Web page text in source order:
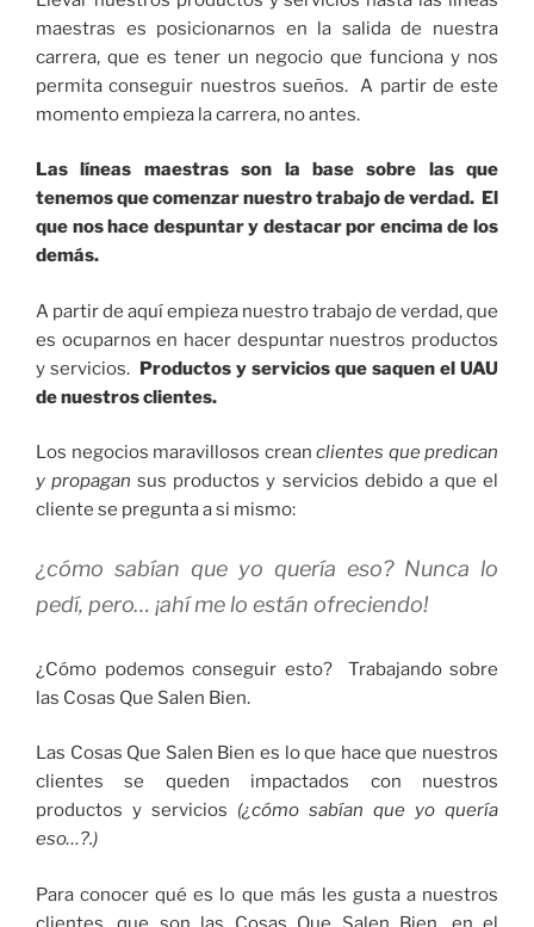
maestras es posicionarnos en la salida de nuestra
carrera, que es tener un negocio que funciona y nos
permita conseguir nuestros sueños. A partir de este
momento empieza la carrera, no antes.
Las líneas maestras son la base sobre las que
tenemos que comenzar nuestro trabajo de verdad. El
que nos hace despuntar y destacar por encima de los
demás.
A partir de aquí empieza nuestro trabajo de verdad, que
es ocuparnos en hacer despuntar nuestros productos
y servicios. Productos y servicios que saquen el UAU
de nuestros clientes.
Los negocios maravillosos crean clientes que predican
y propagan sus productos y servicios debido a que el
cliente se pregunta a si mismo:
¿cómo sabían que yo quería eso? Nunca lo
pedí, pero… ¡ahí me lo están ofreciendo!
¿Cómo podemos conseguir esto? Trabajando sobre
las Cosas Que Salen Bien.
Las Cosas Que Salen Bien es lo que hace que nuestros
clientes se queden impactados con nuestros
productos y servicios (¿cómo sabían que yo quería
eso…?.)
Para conocer qué es lo que más les gusta a nuestros